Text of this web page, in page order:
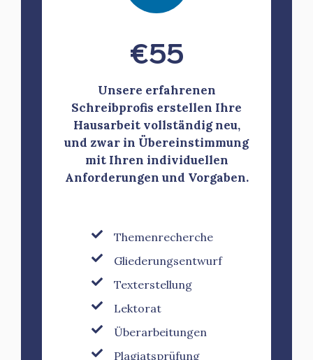
€55
Unsere erfahrenen
Schreibprofis erstellen Ihre
Hausarbeit vollständig neu,
und zwar in Übereinstimmung
mit Ihren individuellen
Anforderungen und Vorgaben.
Themenrecherche
Gliederungsentwurf
Texterstellung
Lektorat
Überarbeitungen
Plagiatsprüfung